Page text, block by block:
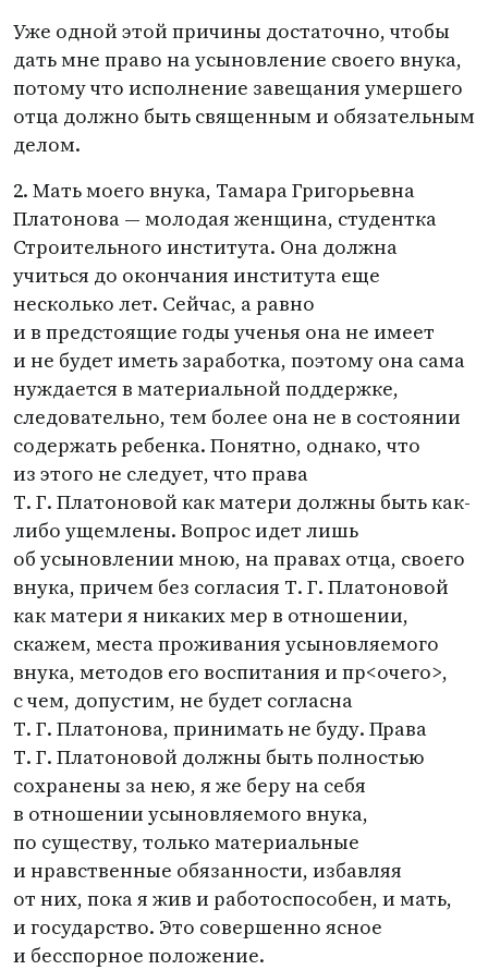
Уже одной этой причины достаточно, чтобы
дать мне право на усыновление своего внука,
потому что исполнение завещания умершего
отца должно быть священным и обязательным
делом.
2. Мать моего внука, Тамара Григорьевна
Платонова — молодая женщина, студентка
Строительного института. Она должна
учиться до окончания института еще
несколько лет. Сейчас, а равно
и в предстоящие годы ученья она не имеет
и не будет иметь заработка, поэтому она сама
нуждается в материальной поддержке,
следовательно, тем более она не в состоянии
содержать ребенка. Понятно, однако, что
из этого не следует, что права
Т. Г. Платоновой как матери должны быть как-
либо ущемлены. Вопрос идет лишь
об усыновлении мною, на правах отца, своего
внука, причем без согласия Т. Г. Платоновой
как матери я никаких мер в отношении,
скажем, места проживания усыновляемого
внука, методов его воспитания и пр<очего>,
с чем, допустим, не будет согласна
Т. Г. Платонова, принимать не буду. Права
Т. Г. Платоновой должны быть полностью
сохранены за нею, я же беру на себя
в отношении усыновляемого внука,
по существу, только материальные
и нравственные обязанности, избавляя
от них, пока я жив и работоспособен, и мать,
и государство. Это совершенно ясное
и бесспорное положение.